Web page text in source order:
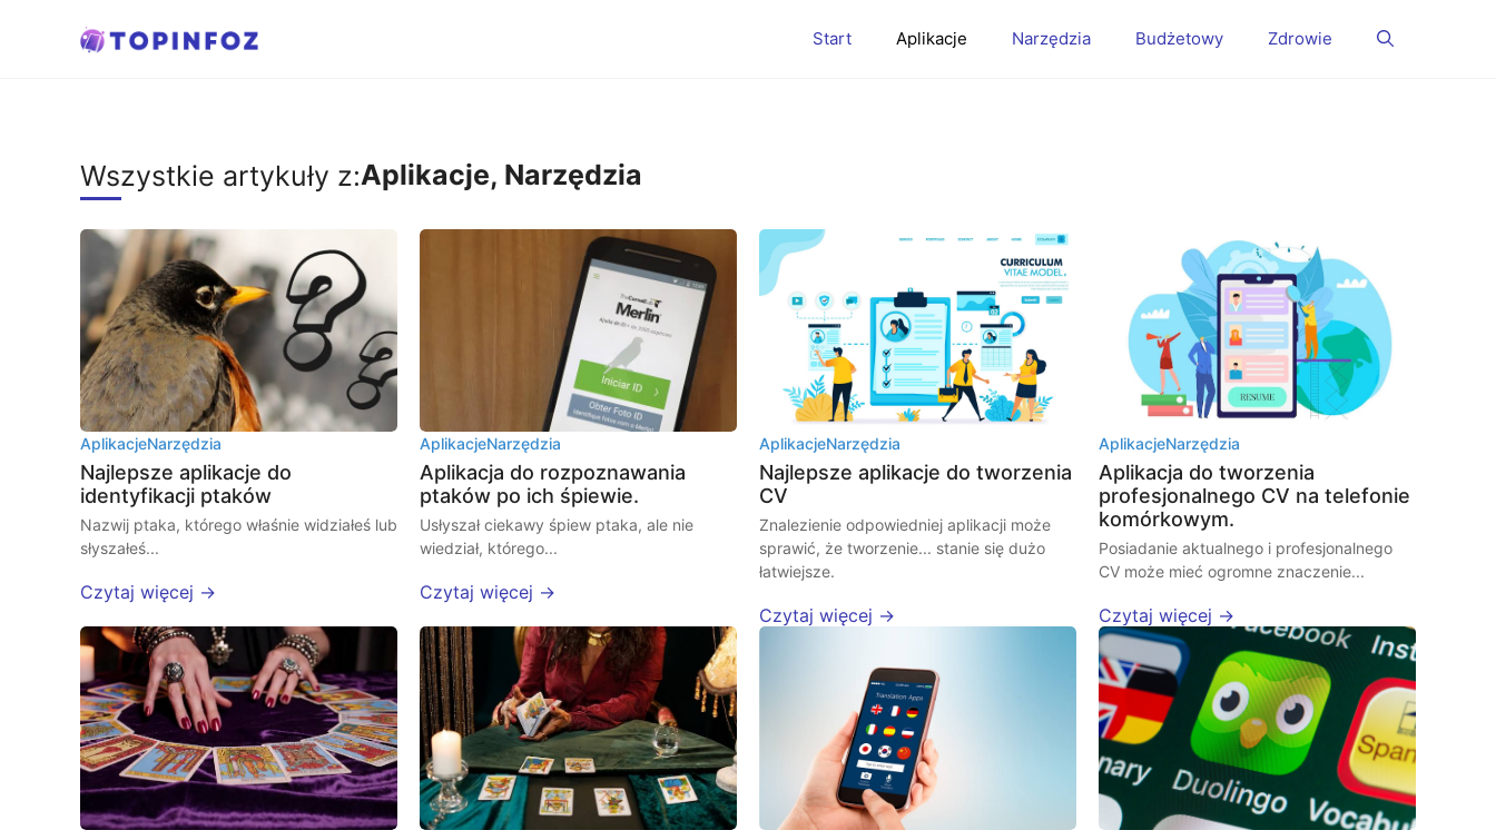
Start Aplikacje Narzędzia Budżetowy Zdrowie
Wszystkie artykuły z:Aplikacje, Narzędzia
AplikacjeNarzędzia
Najlepsze aplikacje do
identyfikacji ptaków
Nazwij ptaka, którego właśnie widziałeś lub
słyszałeś...
Czytaj więcej →
AplikacjeNarzędzia
Aplikacja do rozpoznawania
ptaków po ich śpiewie.
Usłyszał ciekawy śpiew ptaka, ale nie
wiedział, którego...
Czytaj więcej →
AplikacjeNarzędzia
Najlepsze aplikacje do tworzenia
CV
Znalezienie odpowiedniej aplikacji może
sprawić, że tworzenie... stanie się dużo
łatwiejsze.
Czytaj więcej →
AplikacjeNarzędzia
Aplikacja do tworzenia
profesjonalnego CV na telefonie
komórkowym.
Posiadanie aktualnego i profesjonalnego
CV może mieć ogromne znaczenie...
Czytaj więcej →